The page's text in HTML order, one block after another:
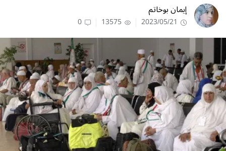
إيمان بوخاتم
2023/05/21
13575
0